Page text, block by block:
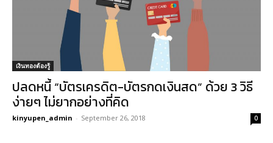
เงินทองต้องรู้
ปลดหนี้ “บัตรเครดิต-บัตรกดเงินสด” ด้วย 3 วิธี
ง่ายๆ ไม่ยากอย่างที่คิด
kinyupen_admin - September 26, 2018 0